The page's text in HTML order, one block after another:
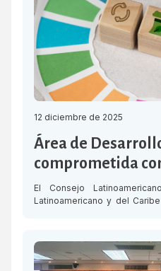
12 diciembre de 2025
Área de
comprometida
fortalecimiento
públicas
El Consejo
Latinoamericano y del Caribe
enfocado en las áreas de
Digitalización e
alineadas a los Objetivos de